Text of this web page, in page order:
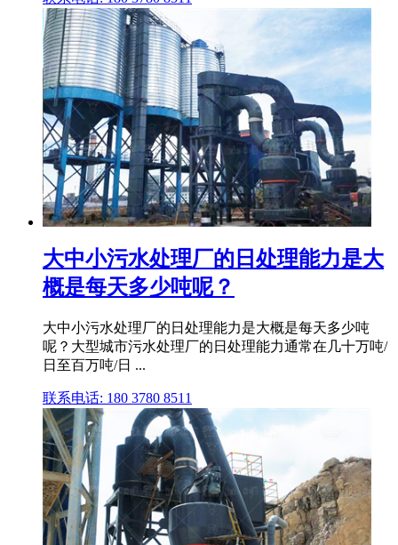
大中小污水处理厂的日处理能力是大
概是每天多少吨呢？
大中小污水处理厂的日处理能力是大概是每天多少吨
呢？大型城市污水处理厂的日处理能力通常在几十万吨/
日至百万吨/日 ...
联系电话: 180 3780 8511